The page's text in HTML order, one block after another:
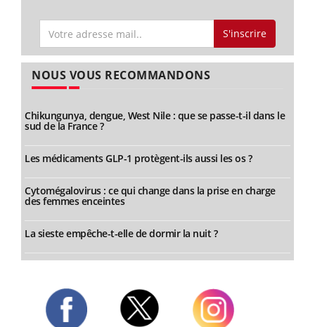
S'inscrire
NOUS VOUS RECOMMANDONS
Chikungunya, dengue, West Nile : que se passe-t-il dans le
sud de la France ?
Les médicaments GLP-1 protègent-ils aussi les os ?
Cytomégalovirus : ce qui change dans la prise en charge
des femmes enceintes
La sieste empêche-t-elle de dormir la nuit ?